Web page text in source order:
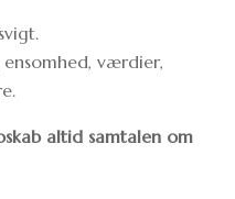
værdier,
altid samtalen om